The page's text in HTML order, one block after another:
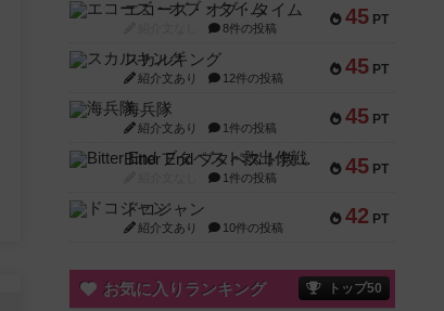
45 PT
エコーズ・オブ・タイム
8件の投稿
45 PT
スカルキング
紹介文あり 12件の投稿
45 PT
海兵隊
紹介文あり 1件の投稿
45 PT
Bitter End ブタペスト救出作戦
1件の投稿
42 PT
ドコジャン
紹介文あり 10件の投稿
お気に入りランキング トップ50